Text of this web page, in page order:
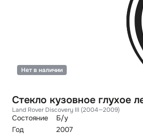
Стекло кузовное глухое
Land Rover Discovery III (2004—2009)
Состояние
Б/у
Год
2007
Нет в наличии